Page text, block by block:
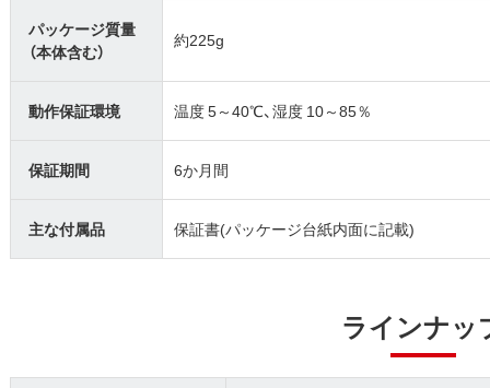
パッケージ質量
（本体含む）
約225g
動作保証環境 温度 5～40℃、湿度 10～85％
保証期間 6か月間
主な付属品 保証書(パッケージ台紙内面に記載)
ラインナッ